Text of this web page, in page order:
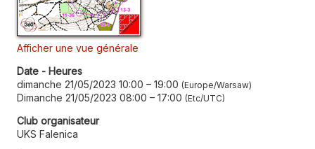
Afficher une vue générale
Date - Heures
dimanche 21/05/2023 10:00 – 19:00 Europe/Warsaw
Dimanche 21/05/2023 08:00 – 17:00 Etc/UTC
Club organisateur
UKS Falenica